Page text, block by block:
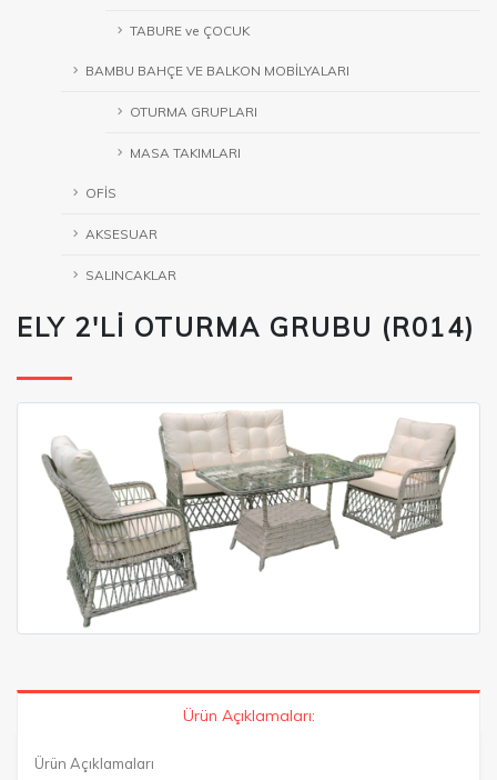
TABURE ve ÇOCUK
BAMBU BAHÇE VE BALKON MOBİLYALARI
OTURMA GRUPLARI
MASA TAKIMLARI
OFİS
AKSESUAR
SALINCAKLAR
ELY 2'Lİ OTURMA GRUBU (R014)
Ürün Açıklamaları:
Ürün Açıklamaları